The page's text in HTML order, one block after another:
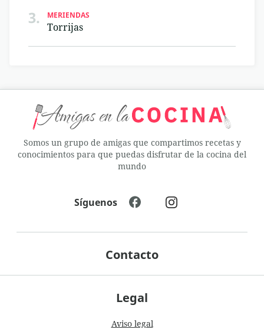
3. MERIENDAS
Torrijas
Somos un grupo de amigas que compartimos recetas y
conocimientos para que puedas disfrutar de la cocina del
mundo
Legal
Aviso legal
Contacto
Síguenos